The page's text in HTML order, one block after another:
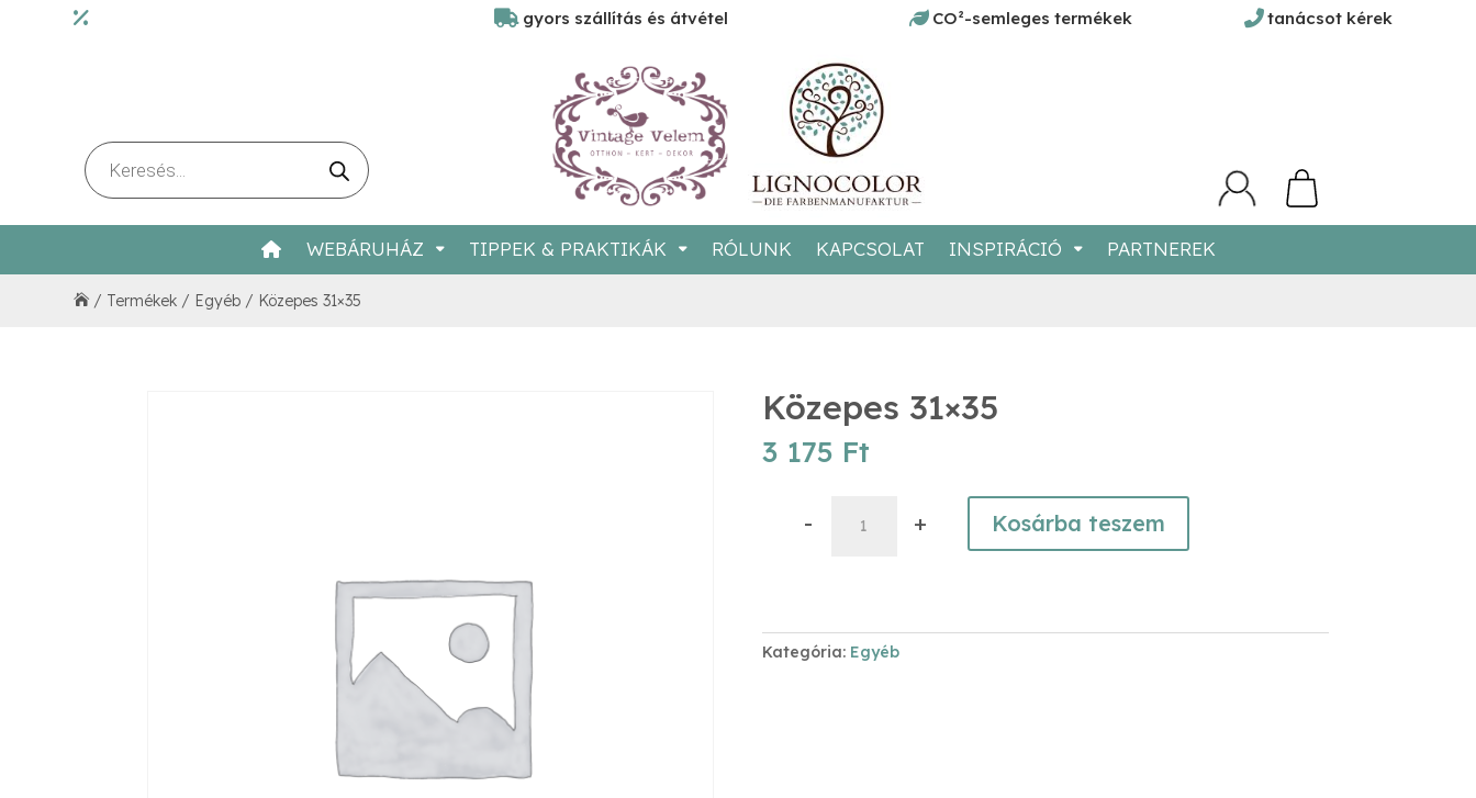
gyors szállítás és átvétel CO²-semleges termékek tanácsot kérek
Products
search
WEBÁRUHÁZ TIPPEK & PRAKTIKÁK RÓLUNK KAPCSOLAT INSPIRÁCIÓ PARTNEREK
 / Termékek / Egyéb / Közepes 31×35
Közepes 31×35
3 175 Ft
-
31x35
+ Kosárba teszem
Kategória: Egyéb